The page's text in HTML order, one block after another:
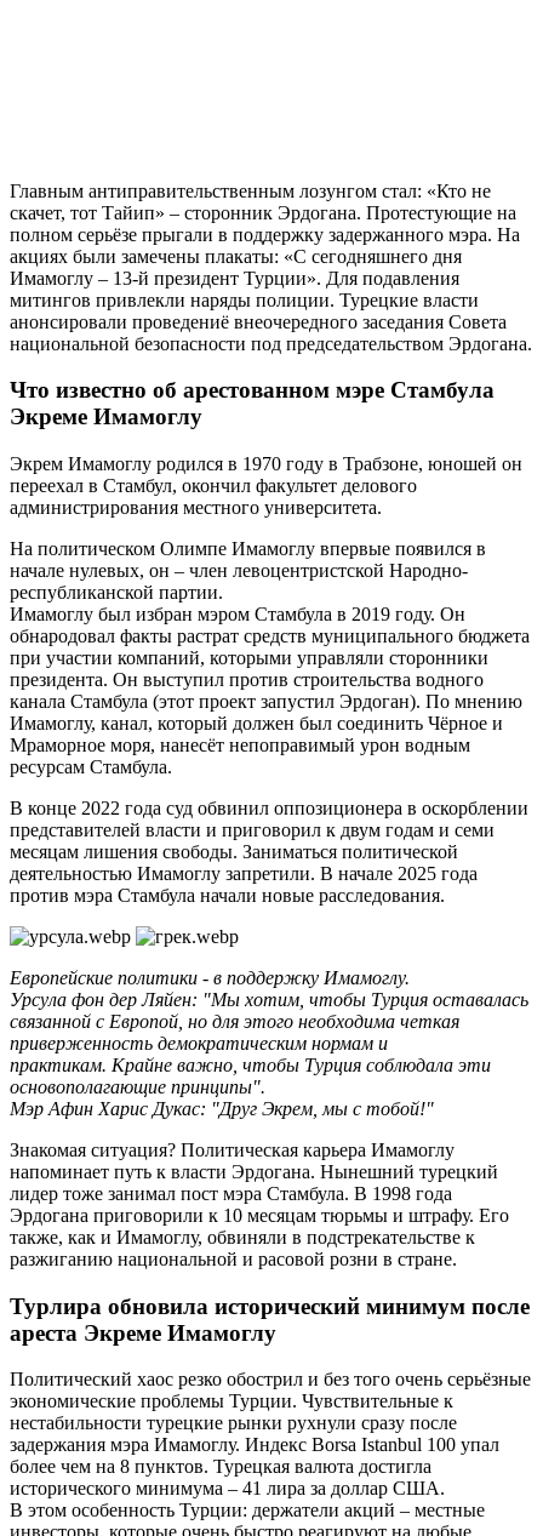
Главным антиправительственным лозунгом стал: «Кто не
скачет, тот Тайип» – сторонник Эрдогана. Протестующие на
полном серьёзе прыгали в поддержку задержанного мэра. На
акциях были замечены плакаты: «С сегодняшнего дня
Имамоглу – 13-й президент Турции». Для подавления
митингов привлекли наряды полиции. Турецкие власти
анонсировали проведениё внеочередного заседания Совета
национальной безопасности под председательством Эрдогана.
Что известно об арестованном мэре Стамбула
Экреме Имамоглу
Экрем Имамоглу родился в 1970 году в Трабзоне, юношей он
переехал в Стамбул, окончил факультет делового
администрирования местного университета.
На политическом Олимпе Имамоглу впервые появился в
начале нулевых, он – член левоцентристской Народно-
республиканской партии.
Имамоглу был избран мэром Стамбула в 2019 году. Он
обнародовал факты растрат средств муниципального бюджета
при участии компаний, которыми управляли сторонники
президента. Он выступил против строительства водного
канала Стамбула (этот проект запустил Эрдоган). По мнению
Имамоглу, канал, который должен был соединить Чёрное и
Мраморное моря, нанесёт непоправимый урон водным
ресурсам Стамбула.
В конце 2022 года суд обвинил оппозиционера в оскорблении
представителей власти и приговорил к двум годам и семи
месяцам лишения свободы. Заниматься политической
деятельностью Имамоглу запретили. В начале 2025 года
против мэра Стамбула начали новые расследования.
Европейские политики - в поддержку Имамоглу.
Урсула фон дер Ляйен: "Мы хотим, чтобы Турция оставалась
связанной с Европой, но для этого необходима четкая
приверженность демократическим нормам и
практикам. Крайне важно, чтобы Турция соблюдала эти
основополагающие принципы".
Мэр Афин Харис Дукас: "Друг Экрем, мы с тобой!"
Знакомая ситуация? Политическая карьера Имамоглу
напоминает путь к власти Эрдогана. Нынешний турецкий
лидер тоже занимал пост мэра Стамбула. В 1998 года
Эрдогана приговорили к 10 месяцам тюрьмы и штрафу. Его
также, как и Имамоглу, обвиняли в подстрекательстве к
разжиганию национальной и расовой розни в стране.
Турлира обновила исторический минимум после
ареста Экреме Имамоглу
Политический хаос резко обострил и без того очень серьёзные
экономические проблемы Турции. Чувствительные к
нестабильности турецкие рынки рухнули сразу после
задержания мэра Имамоглу. Индекс Borsa Istanbul 100 упал
более чем на 8 пунктов. Турецкая валюта достигла
исторического минимума – 41 лира за доллар США.
В этом особенность Турции: держатели акций – местные